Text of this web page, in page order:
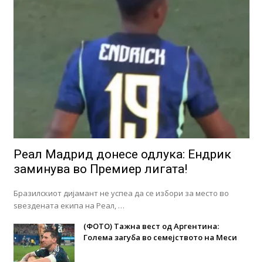
Реал Мадрид донесе одлука: Eндрик
заминува во Премиер лигата!
Бразилскиот дијамант не успеа да се избори за место во
ѕвездената екипа на Реал, …
(ФОТО) Тажна вест од Аргентина:
Голема загуба во семејството на Меси